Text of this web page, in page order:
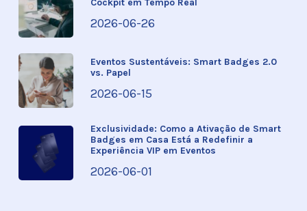
Cockpit em Tempo Real
2026-06-26
Eventos Sustentáveis: Smart Badges 2.0
vs. Papel
2026-06-15
Exclusividade: Como a Ativação de Smart
Badges em Casa Está a Redefinir a
Experiência VIP em Eventos
2026-06-01